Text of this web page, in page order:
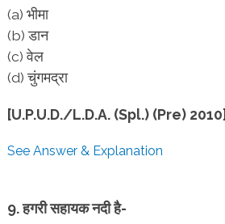
(a) भीमा
(b) डान
(c) वेल
(d) चुंगमद्रा
[U.P.U.D./L.D.A. (Spl.) (Pre) 2010]
See Answer & Explanation
9. हगरी सहायक नदी है-